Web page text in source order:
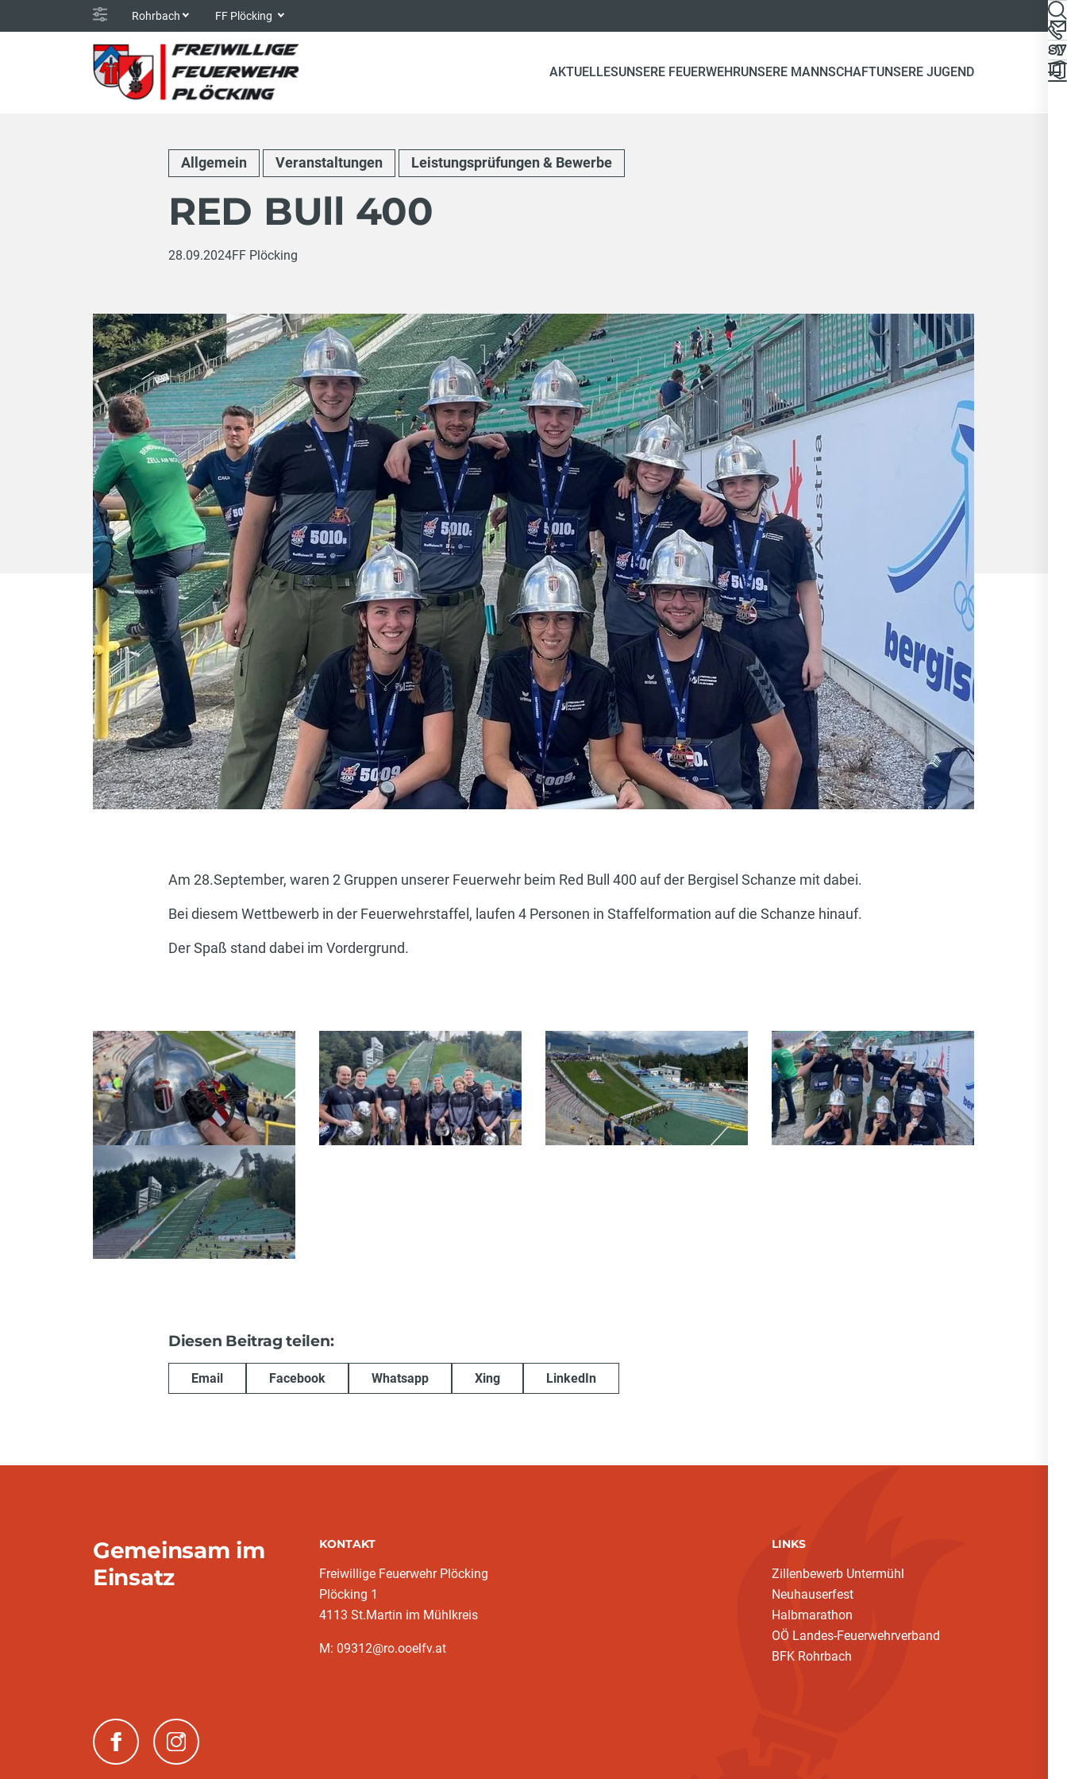
Rohrbach FF Plöcking
AKTUELLESUNSERE FEUERWEHRUNSERE MANNSCHAFTUNSERE JUGEND
Allgemein Veranstaltungen Leistungsprüfungen & Bewerbe
RED BUll 400
28.09.2024FF Plöcking
Am 28.September, waren 2 Gruppen unserer Feuerwehr beim Red Bull 400 auf der Bergisel Schanze mit dabei.
Bei diesem Wettbewerb in der Feuerwehrstaffel, laufen 4 Personen in Staffelformation auf die Schanze hinauf.
Der Spaß stand dabei im Vordergrund.
Diesen Beitrag teilen:
Email Facebook Whatsapp Xing LinkedIn
Gemeinsam im
Einsatz
KONTAKT
Freiwillige Feuerwehr Plöcking
Plöcking 1
4113 St.Martin im Mühlkreis
M: 09312@ro.ooelfv.at
LINKS
Zillenbewerb Untermühl
Neuhauserfest
Halbmarathon
OÖ Landes-Feuerwehrverband
BFK Rohrbach
(neues Fenster)(neues Fenster)